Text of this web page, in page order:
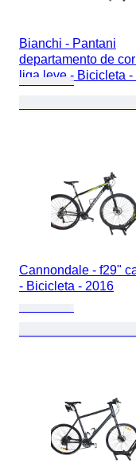
Bianchi - Pantani
departamento de
liga leve - Bicicleta -
Cannondale - f29"
- Bicicleta - 2016